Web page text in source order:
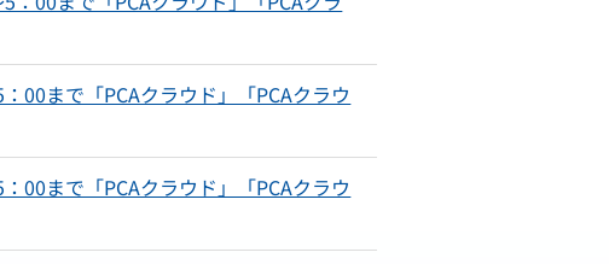
00まで「PCAクラウド」「PCAクラウ
00まで「PCAクラウド」「PCAクラウ